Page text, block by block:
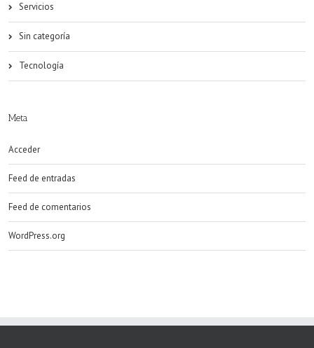
Servicios
Sin categoría
Tecnología
Meta
Acceder
Feed de entradas
Feed de comentarios
WordPress.org